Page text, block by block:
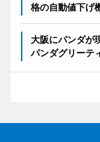
格の自動値下げ
大阪にパンダが
パンダグリーテ